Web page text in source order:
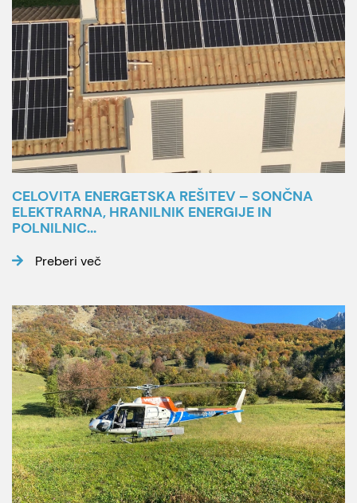
CELOVITA ENERGETSKA REŠITEV – SONČNA
ELEKTRARNA, HRANILNIK ENERGIJE IN
POLNILNIC...
Preberi več